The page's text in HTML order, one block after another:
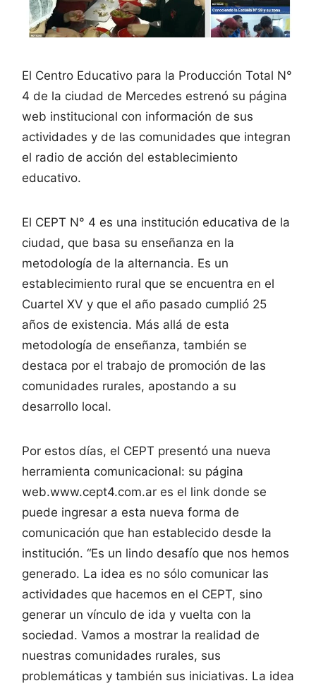
El Centro Educativo para la Producción Total N°
4 de la ciudad de Mercedes estrenó su página
web institucional con información de sus
actividades y de las comunidades que integran
el radio de acción del establecimiento
educativo.
El CEPT N° 4 es una institución educativa de la
ciudad, que basa su enseñanza en la
metodología de la alternancia. Es un
establecimiento rural que se encuentra en el
Cuartel XV y que el año pasado cumplió 25
años de existencia. Más allá de esta
metodología de enseñanza, también se
destaca por el trabajo de promoción de las
comunidades rurales, apostando a su
desarrollo local.
Por estos días, el CEPT presentó una nueva
herramienta comunicacional: su página
web.www.cept4.com.ar es el link donde se
puede ingresar a esta nueva forma de
comunicación que han establecido desde la
institución. “Es un lindo desafío que nos hemos
generado. La idea es no sólo comunicar las
actividades que hacemos en el CEPT, sino
generar un vínculo de ida y vuelta con la
sociedad. Vamos a mostrar la realidad de
nuestras comunidades rurales, sus
problemáticas y también sus iniciativas. La idea